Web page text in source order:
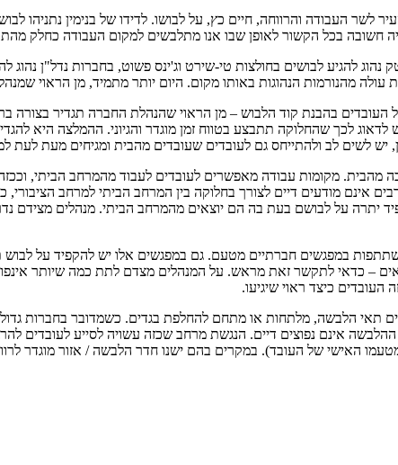
לשר העבודה והרווחה, חיים כץ, על לבושו. לדידו של בנימין
חשובה בכל הקשור לאופן שבו אנו מתלבשים למקום העבודה כחלק
להגיע לבושים בחולצות טי-שירט וג'ינס פשוט, בחברות נדל"ן
מהנורמות הנהוגות באותו מקום. היום יותר מתמיד, מן הראוי
העובדים בהבנת קוד הלבוש – מן הראוי שהנהלת החברה תגדיר בצורה
לכך שהחלוקה תתבצע בטווח זמן מוגדר והגיוני. ההמלצה היא
לשים לב ולהתייחס גם לעובדים שעובדים מהבית ומגיחים מעת לעת
מהבית. מקומות עבודה מאפשרים לעובדים לעבוד מהמרחב הביתי,
מודעים דיים לצורך בחלוקה בין המרחב הביתי למרחב הציבורי,
יתרה על לבושם בעת בה הם יוצאים מהמרחב הביתי. מנהלים מצידם
במפגשים חברתיים מטעם. גם במפגשים אלו יש להקפיד על
– כדאי לתקשר זאת מראש. על המנהלים מצדם לתת כמה שיותר
העובדים כיצד ראוי שיגיעו.
הלבשה, מלתחות או מתחם להחלפת בגדים. כשמדובר בחברות
ההלבשה אינם נפוצים דיים. הנגשת מרחב שכזה עשויה לסייע
האישי של העובד). במקרים בהם ישנו חדר הלבשה / אזור מוגדר